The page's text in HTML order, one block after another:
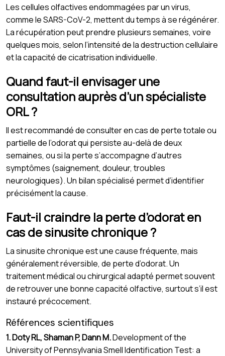
Les cellules olfactives endommagées par un virus,
comme le SARS-CoV-2, mettent du temps à se régénérer.
La récupération peut prendre plusieurs semaines, voire
quelques mois, selon l’intensité de la destruction cellulaire
et la capacité de cicatrisation individuelle.
Quand faut-il envisager une
consultation auprès d’un spécialiste
ORL ?
Il est recommandé de consulter en cas de perte totale ou
partielle de l’odorat qui persiste au-delà de deux
semaines, ou si la perte s’accompagne d’autres
symptômes (saignement, douleur, troubles
neurologiques). Un bilan spécialisé permet d’identifier
précisément la cause.
Faut-il craindre la perte d’odorat en
cas de sinusite chronique ?
La sinusite chronique est une cause fréquente, mais
généralement réversible, de perte d’odorat. Un
traitement médical ou chirurgical adapté permet souvent
de retrouver une bonne capacité olfactive, surtout s’il est
instauré précocement.
Références scientifiques
1. Doty RL, Shaman P, Dann M.Development of the
University of Pennsylvania Smell Identification Test: a